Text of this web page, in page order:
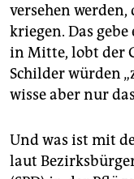
versehen
kriegen. Das
in Mitte, lobt der
Schilder würden
wisse aber nur
Und was ist mit
laut